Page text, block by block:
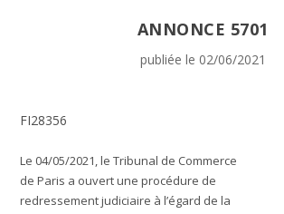
ANNONCE 5701
publiée le 02/06/2021
FI28356
Le 04/05/2021, le Tribunal de Commerce
de Paris a ouvert une procédure de
redressement judiciaire à l’égard de la